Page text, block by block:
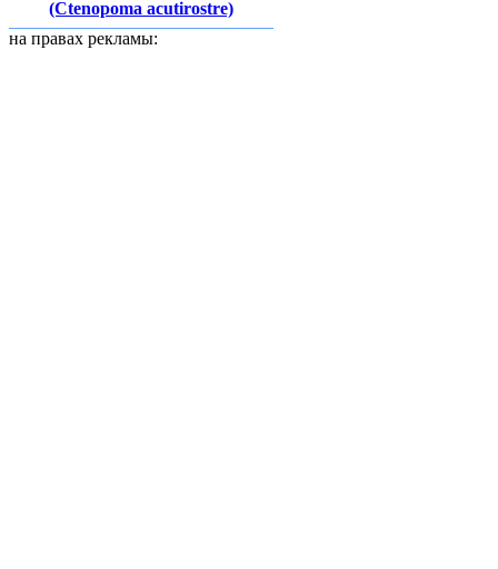
(Ctenopoma acutirostre)
на правах рекламы: